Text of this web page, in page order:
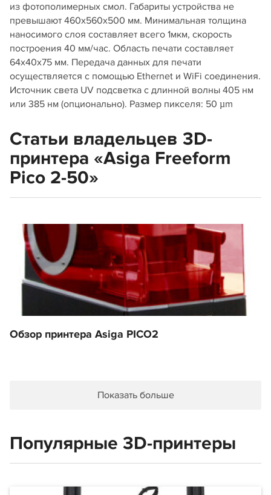
из фотополимерных смол. Габариты устройства не
превышают 460х560х500 мм. Минимальная толщина
наносимого слоя составляет всего 1мкм, скорость
построения 40 мм/час. Область печати составляет
64х40х75 мм. Передача данных для печати
осуществляется с помощью Ethernet и WiFi соединения.
Источник света UV подсветка с длинной волны 405 нм
или 385 нм (опционально). Размер пикселя: 50 µm
Статьи владельцев 3D-
принтера «Asiga Freeform
Pico 2-50»
Обзор принтера Asiga PICO2
Показать больше
Популярные 3D-принтеры